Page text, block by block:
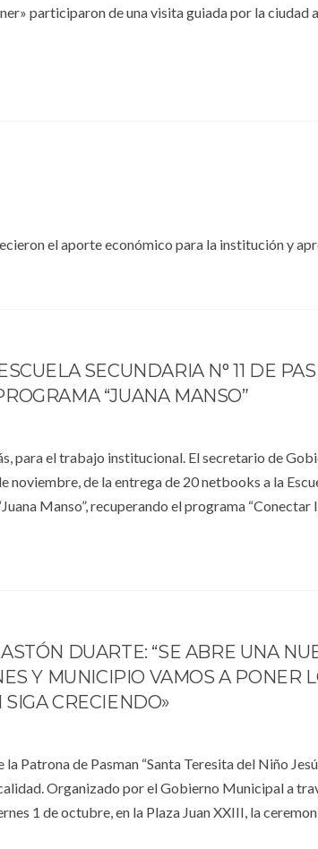
participaron de una visita guiada por la ciudad
el aporte económico para la institución y
SECUNDARIA N° 11 DE
“JUANA MANSO”
para el trabajo institucional. El secretario de
noviembre, de la entrega de 20 netbooks a la
Manso”, recuperando el programa “Conectar
DUARTE: “SE ABRE UNA
Y MUNICIPIO VAMOS A PONER
CRECIENDO»
Patrona de Pasman “Santa Teresita del Niño
Organizado por el Gobierno Municipal a
1 de octubre, en la Plaza Juan XXIII, la